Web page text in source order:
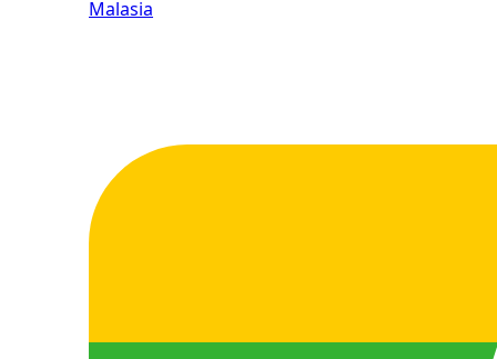
Malasia